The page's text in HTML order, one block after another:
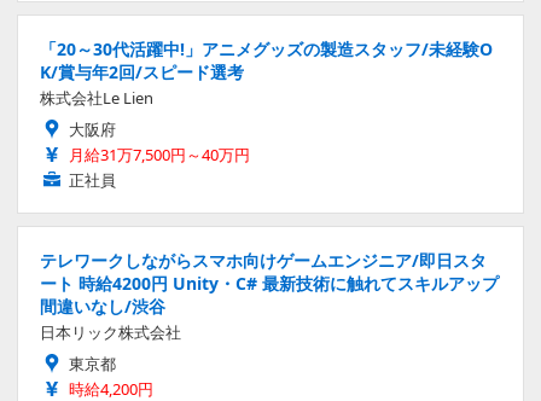
「20～30代活躍中!」アニメグッズの製造スタッフ/未経験O
K/賞与年2回/スピード選考
株式会社Le Lien
大阪府
月給31万7,500円～40万円
正社員
テレワークしながらスマホ向けゲームエンジニア/即日スタ
ート 時給4200円 Unity・C# 最新技術に触れてスキルアップ
間違いなし/渋谷
日本リック株式会社
東京都
時給4,200円